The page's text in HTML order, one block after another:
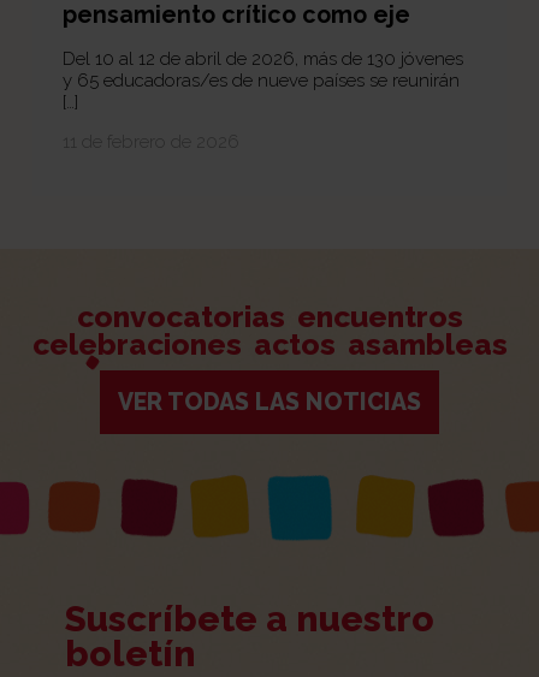
pensamiento crítico como eje
Del 10 al 12 de abril de 2026, más de 130 jóvenes
y 65 educadoras/es de nueve países se reunirán
[…]
11 de febrero de 2026
convocatorias encuentros
celebraciones actos asambleas
VER TODAS LAS NOTICIAS
Suscríbete a nuestro
boletín